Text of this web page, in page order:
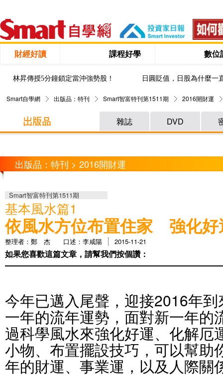
財經好讀 課程好學 數位
林昇傳授5分鐘鎖定當沖強勢股！ 日圓貶值，日股為什麼一
Smart自學網 出版品：特刊 Smart智富特刊第1511期 2016開財運
雜誌 DVD
出版品：特刊 > 2016開財運
Smart智富特刊第1511期
基本風水篇1
依風水方位布置住家 強化好
整理者：鄭 杰 口述：李咸陽 2015-11-21
如果您喜歡這篇文章，請幫我們按個讚：
今年已邁入尾聲，迎接2016年
一年的流年運勢，面對新一年的
過科學風水來強化好運、化解厄
小物、布置擺設技巧，可以幫助
年的財運、事業運，以及人際關